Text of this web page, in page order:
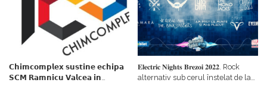
𝗖𝗵𝗶𝗺𝗰𝗼𝗺𝗽𝗹𝗲𝘅 𝘀𝘂𝘀𝘁𝗶𝗻𝗲 𝗲𝗰𝗵𝗶𝗽𝗮
𝗦𝗖𝗠 𝗥𝗮𝗺𝗻𝗶𝗰𝘂 𝗩𝗮𝗹𝗰𝗲𝗮 𝗶𝗻
𝐄𝐥𝐞𝐜𝐭𝐫𝐢𝐜 𝐍𝐢𝐠𝐡𝐭𝐬 𝐁𝐫𝐞𝐳𝐨𝐢 𝟐𝟎𝟐𝟐. Rock
alternativ sub cerul înstelat de la